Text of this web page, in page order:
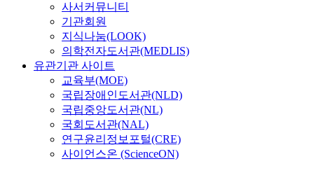
사서커뮤니티
기관회원
지식나눔(LOOK)
의학전자도서관(MEDLIS)
유관기관 사이트
교육부(MOE)
국립장애인도서관(NLD)
국립중앙도서관(NL)
국회도서관(NAL)
연구윤리정보포털(CRE)
사이언스온 (ScienceON)